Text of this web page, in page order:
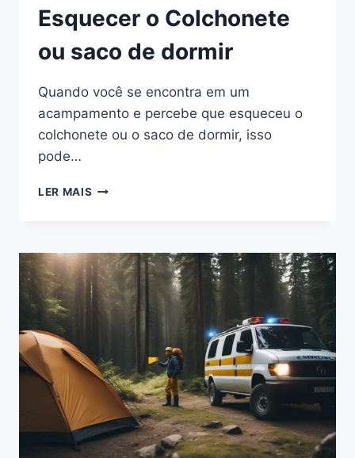
Esquecer o Colchonete
ou saco de dormir
Quando você se encontra em um
acampamento e percebe que esqueceu o
colchonete ou o saco de dormir, isso
pode…
LER MAIS IMPROVISE
CAMPING
QUANDO
VOCÊ
ESQUECER
COLCHONETE
SACO
DE
DORMIR